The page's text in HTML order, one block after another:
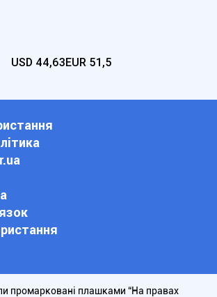
USD 44,63EUR 51,5
промарковані плашками “На правах